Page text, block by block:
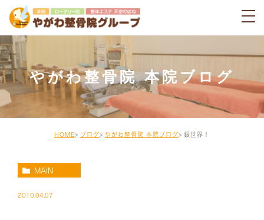
やがわ整骨院 本院ブログ
HOME ブログ やがわ整骨院 本院ブログ 銀世界！
MAIN
2010.04.07